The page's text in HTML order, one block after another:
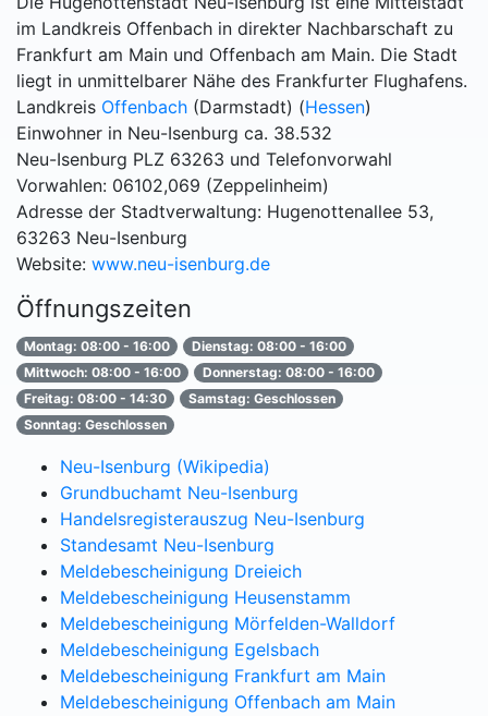
im Landkreis Offenbach in direkter Nachbarschaft zu
Frankfurt am Main und Offenbach am Main. Die Stadt
liegt in unmittelbarer Nähe des Frankfurter Flughafens.
Landkreis Offenbach (Darmstadt) (Hessen)
Einwohner in Neu-Isenburg ca. 38.532
Neu-Isenburg PLZ 63263 und Telefonvorwahl
Vorwahlen: 06102,069 (Zeppelinheim)
Adresse der Stadtverwaltung: Hugenottenallee 53,
63263 Neu-Isenburg
Website: www.neu-isenburg.de
Öffnungszeiten
Montag: 08:00 - 16:00
Dienstag: 08:00 - 16:00
Mittwoch: 08:00 - 16:00
Donnerstag: 08:00 - 16:00
Freitag: 08:00 - 14:30
Samstag: Geschlossen
Sonntag: Geschlossen
Neu-Isenburg (Wikipedia)
Grundbuchamt Neu-Isenburg
Handelsregisterauszug Neu-Isenburg
Standesamt Neu-Isenburg
Meldebescheinigung Dreieich
Meldebescheinigung Heusenstamm
Meldebescheinigung Mörfelden-Walldorf
Meldebescheinigung Egelsbach
Meldebescheinigung Frankfurt am Main
Meldebescheinigung Offenbach am Main